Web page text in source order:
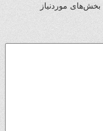
بخش‌های موردنیاز